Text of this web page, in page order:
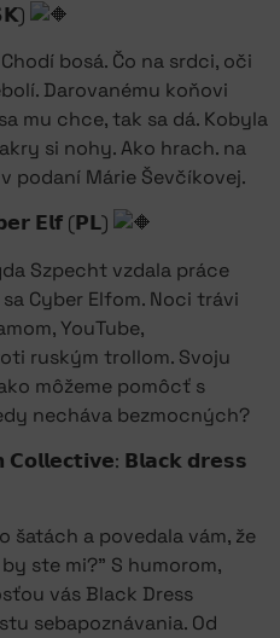
bosá. Čo na srdci, oči
Darovanému koňovi
mu chce, tak sa dá. Kobyla
si nohy. Ako hrach. na
podaní Márie Ševčíkovej.
𝗘𝗹𝗳 (𝗣𝗟)
Szpecht vzdala práce
Cyber Elfom. Noci trávi
YouTube,
ruským trollom. Svoju
môžeme pomôcť s
necháva bezmocných?
𝗕𝗹𝗮𝗰𝗸 𝗱𝗿𝗲𝘀𝘀
šatách a povedala vám, že
ste mi?” S humorom,
vás Black Dress
sebapoznávania. Od